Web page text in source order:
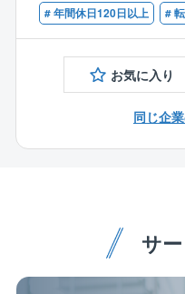
・建物や各種設備の修
・理事会や総会への参
・提案資料や手続き資
・担当マンション巡回
いただきます。
・管理マンションの半
ークレフシリーズのマ
# 年間休日120日以上
#
お気に入り
同じ企
サ